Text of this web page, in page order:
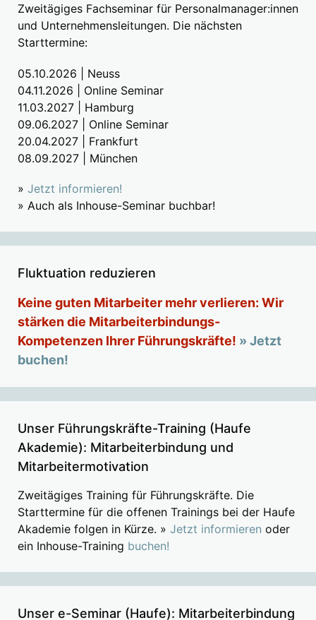
Zweitägiges Fachseminar für Personalmanager:innen
und Unternehmensleitungen. Die nächsten
Starttermine:
05.10.2026 | Neuss
04.11.2026 | Online Seminar
11.03.2027 | Hamburg
09.06.2027 | Online Seminar
20.04.2027 | Frankfurt
08.09.2027 | München
» Jetzt informieren!
» Auch als Inhouse-Seminar buchbar!
Fluktuation reduzieren
Keine guten Mitarbeiter mehr verlieren: Wir
stärken die Mitarbeiterbindungs-
Kompetenzen Ihrer Führungskräfte! » Jetzt
buchen!
Unser Führungskräfte-Training (Haufe
Akademie): Mitarbeiterbindung und
Mitarbeitermotivation
Zweitägiges Training für Führungskräfte. Die
Starttermine für die offenen Trainings bei der Haufe
Akademie folgen in Kürze. » Jetzt informieren oder
ein Inhouse-Training buchen!
Unser e-Seminar (Haufe): Mitarbeiterbindung